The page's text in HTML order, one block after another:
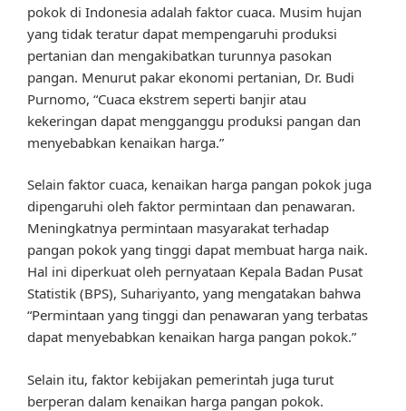
pokok di Indonesia adalah faktor cuaca. Musim hujan
yang tidak teratur dapat mempengaruhi produksi
pertanian dan mengakibatkan turunnya pasokan
pangan. Menurut pakar ekonomi pertanian, Dr. Budi
Purnomo, “Cuaca ekstrem seperti banjir atau
kekeringan dapat mengganggu produksi pangan dan
menyebabkan kenaikan harga.”
Selain faktor cuaca, kenaikan harga pangan pokok juga
dipengaruhi oleh faktor permintaan dan penawaran.
Meningkatnya permintaan masyarakat terhadap
pangan pokok yang tinggi dapat membuat harga naik.
Hal ini diperkuat oleh pernyataan Kepala Badan Pusat
Statistik (BPS), Suhariyanto, yang mengatakan bahwa
“Permintaan yang tinggi dan penawaran yang terbatas
dapat menyebabkan kenaikan harga pangan pokok.”
Selain itu, faktor kebijakan pemerintah juga turut
berperan dalam kenaikan harga pangan pokok.